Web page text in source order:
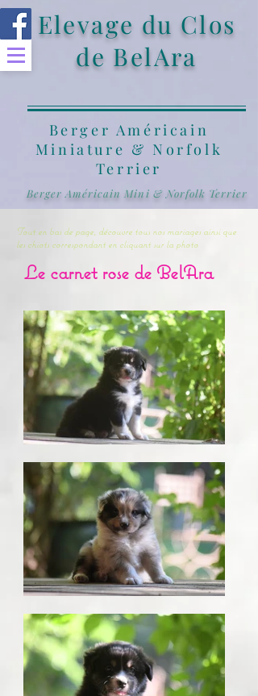
Elevage du Clos
de BelAra
Berger Américain Mini & Norfolk Terrier
Berger Américain
Miniature & Norfolk
Terrier
Tout en bas de page, découvre tous nos mariages ainsi que
les chiots correspondant en cliquant sur la photo
Le carnet rose de BelAra